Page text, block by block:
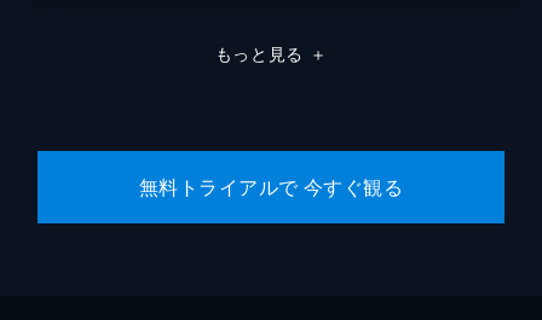
もっと見る ＋
無料トライアルで 今すぐ観る